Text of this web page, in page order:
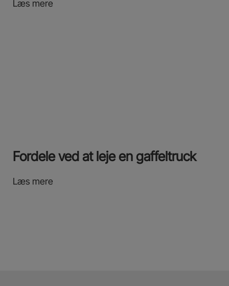
Læs mere
Fordele ved at leje en gaffeltruck
Læs mere